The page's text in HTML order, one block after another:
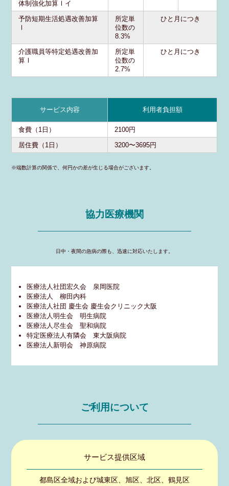
体制強化加算Ⅰイ
予防短期生活処遇改善加算
Ⅰ
所定単
位数の
8.3%
ひと月につき
介護職員等特定処遇改善加
算Ⅰ
所定単
位数の
2.7%
ひと月につき
サービス内容 利用者負担額
食費（1日）
2100円
居住費（1日）
3200〜3695円
※端数計算の関係で、何円かの差が生じる場合がございます。
協力医療機関
日中・夜間の急病の際も、迅速に対応いたします。
医療法人社団宏久会 泉岡医院
医療法人 柳田内科
医療法人社団 慶生会 慶生会クリニック大阪
医療法人明生会 明生病院
医療法人尽生会 聖和病院
特定医療法人有隣会 東大阪病院
医療法人新明会 神原病院
ご利用について
サービス提供区域
都島区全域および城東区、旭区、北区、鶴見区